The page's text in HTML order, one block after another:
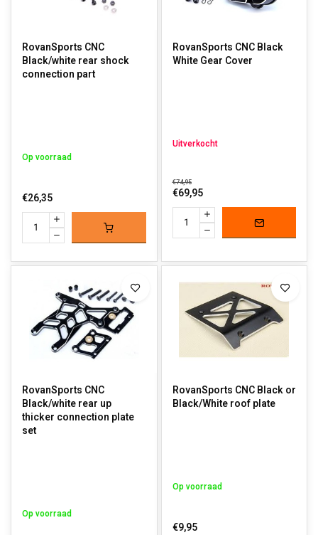
RovanSports CNC
Black/white rear shock
connection part
Op voorraad
€26,35
RovanSports CNC Black
White Gear Cover
Uitverkocht
€74,95
€69,95
RovanSports CNC
Black/white rear up
thicker connection plate
set
Op voorraad
RovanSports CNC Black or
Black/White roof plate
Op voorraad
€9,95